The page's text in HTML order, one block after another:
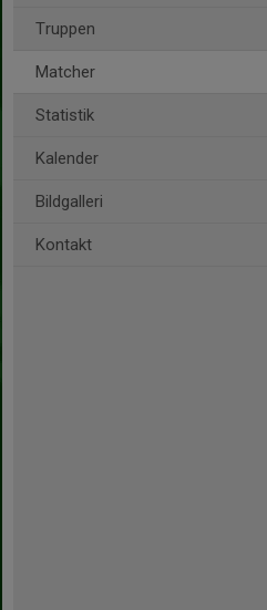
Truppen
Matcher
Statistik
Kalender
Bildgalleri
Kontakt